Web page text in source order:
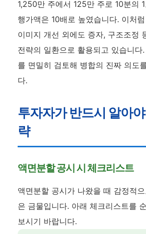
1,250만 주에서 125만 주로 10분의
행가액은 10배로 높였습니다. 이처
이미지 개선 외에도 증자, 구조조정
전략의 일환으로 활용되고 있습니다
를 면밀히 검토해 병합의 진짜 의도
다.
투자자가 반드시 알아
략
액면분할 공시 시 체크리스트
액면분할 공시가 나왔을 때 감정적
은 금물입니다. 아래 체크리스트를
보시기 바랍니다.